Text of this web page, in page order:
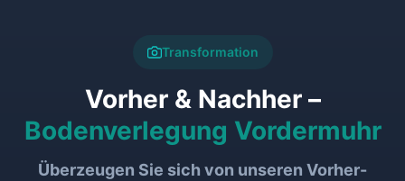
Transformation
Vorher & Nachher –
Bodenverlegung Vordermuhr
Überzeugen Sie sich von unseren Vorher-